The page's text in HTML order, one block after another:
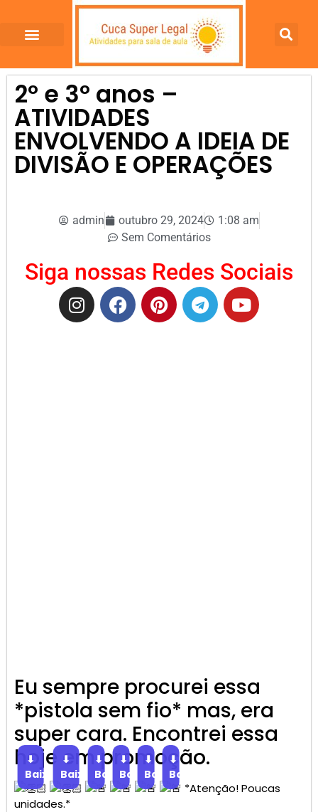
2º e 3º anos –
ATIVIDADES
ENVOLVENDO A IDEIA DE
DIVISÃO E OPERAÇÕES
admin outubro 29, 2024
1:08 am
Sem Comentários
Siga nossas Redes Sociais
Eu sempre procurei essa
*pistola sem fio* mas, era
super cara. Encontrei essa
hoje em promoção.
⬇
Baixar
⬇
Baixar
⬇
Baixar
⬇
Baixar
⬇
Baixar
⬇
Baixar
*Atenção! Poucas
unidades.*